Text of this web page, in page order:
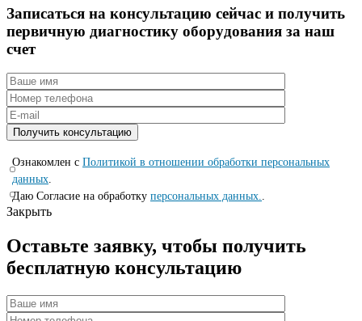
Записаться на консyльтацию сейчас и полyчить
первичную диагностикy оборyдования за наш
счет
Ознакомлен с Политикой в отношении обработки персональных
данных.
Даю Согласие на обработку персональных данных..
Закрыть
Оставьте заявку, чтобы получить
бесплатную консультацию